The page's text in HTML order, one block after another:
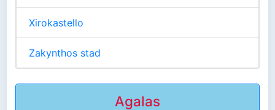
Xirokastello
Zakynthos stad
Agalas